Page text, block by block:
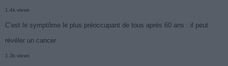
1.4k views
C’est le symptôme le plus préoccupant de tous après 60 ans : il peut
révéler un cancer
1.3k views